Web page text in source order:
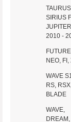
SIRIUS
JUPITER
2010 -
NEO, FI,
WAVE
RS,
BLADE
WAVE,
DREAM,